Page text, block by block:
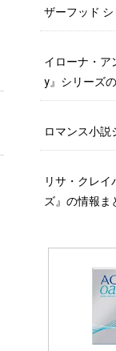
ザーフッド
イローナ・ア
y』シリーズ
ロマンス小説
リサ・クレイ
ズ』の情報ま